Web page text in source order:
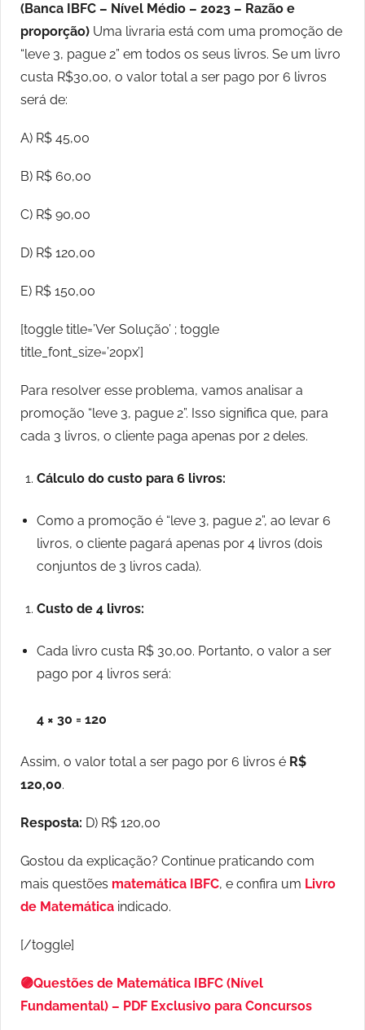
(Banca IBFC – Nível Médio – 2023 – Razão e
proporção) Uma livraria está com uma promoção de
“leve 3, pague 2” em todos os seus livros. Se um livro
custa R$30,00, o valor total a ser pago por 6 livros
será de:
A) R$ 45,00
B) R$ 60,00
C) R$ 90,00
D) R$ 120,00
E) R$ 150,00
[toggle title=’Ver Solução’ ; toggle
title_font_size=’20px’]
Para resolver esse problema, vamos analisar a
promoção “leve 3, pague 2”. Isso significa que, para
cada 3 livros, o cliente paga apenas por 2 deles.
Cálculo do custo para 6 livros:
Como a promoção é “leve 3, pague 2”, ao levar 6
livros, o cliente pagará apenas por 4 livros (dois
conjuntos de 3 livros cada).
Custo de 4 livros:
Cada livro custa R$ 30,00. Portanto, o valor a ser
pago por 4 livros será:
4 × 30 = 120
Assim, o valor total a ser pago por 6 livros é R$
120,00.
Resposta: D) R$ 120,00
Gostou da explicação? Continue praticando com
mais questões matemática IBFC, e confira um Livro
de Matemática indicado.
[/toggle]
🟣Questões de Matemática IBFC (Nível
Fundamental) – PDF Exclusivo para Concursos